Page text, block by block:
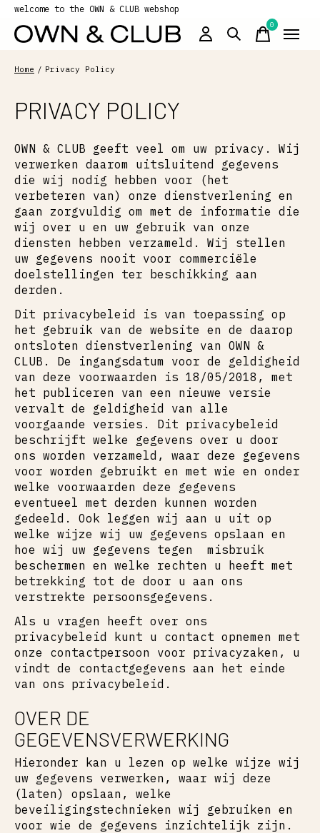
welcome to the OWN & CLUB webshop
0items
Home / Privacy Policy
PRIVACY POLICY
OWN & CLUB geeft veel om uw privacy. Wij
verwerken daarom uitsluitend gegevens
die wij nodig hebben voor (het
verbeteren van) onze dienstverlening en
gaan zorgvuldig om met de informatie die
wij over u en uw gebruik van onze
diensten hebben verzameld. Wij stellen
uw gegevens nooit voor commerciële
doelstellingen ter beschikking aan
derden.
Dit privacybeleid is van toepassing op
het gebruik van de website en de daarop
ontsloten dienstverlening van OWN &
CLUB. De ingangsdatum voor de geldigheid
van deze voorwaarden is 18/05/2018, met
het publiceren van een nieuwe versie
vervalt de geldigheid van alle
voorgaande versies. Dit privacybeleid
beschrijft welke gegevens over u door
ons worden verzameld, waar deze gegevens
voor worden gebruikt en met wie en onder
welke voorwaarden deze gegevens
eventueel met derden kunnen worden
gedeeld. Ook leggen wij aan u uit op
welke wijze wij uw gegevens opslaan en
hoe wij uw gegevens tegen misbruik
beschermen en welke rechten u heeft met
betrekking tot de door u aan ons
verstrekte persoonsgegevens.
Als u vragen heeft over ons
privacybeleid kunt u contact opnemen met
onze contactpersoon voor privacyzaken, u
vindt de contactgegevens aan het einde
van ons privacybeleid.
OVER DE
GEGEVENSVERWERKING
Hieronder kan u lezen op welke wijze wij
uw gegevens verwerken, waar wij deze
(laten) opslaan, welke
beveiligingstechnieken wij gebruiken en
voor wie de gegevens inzichtelijk zijn.